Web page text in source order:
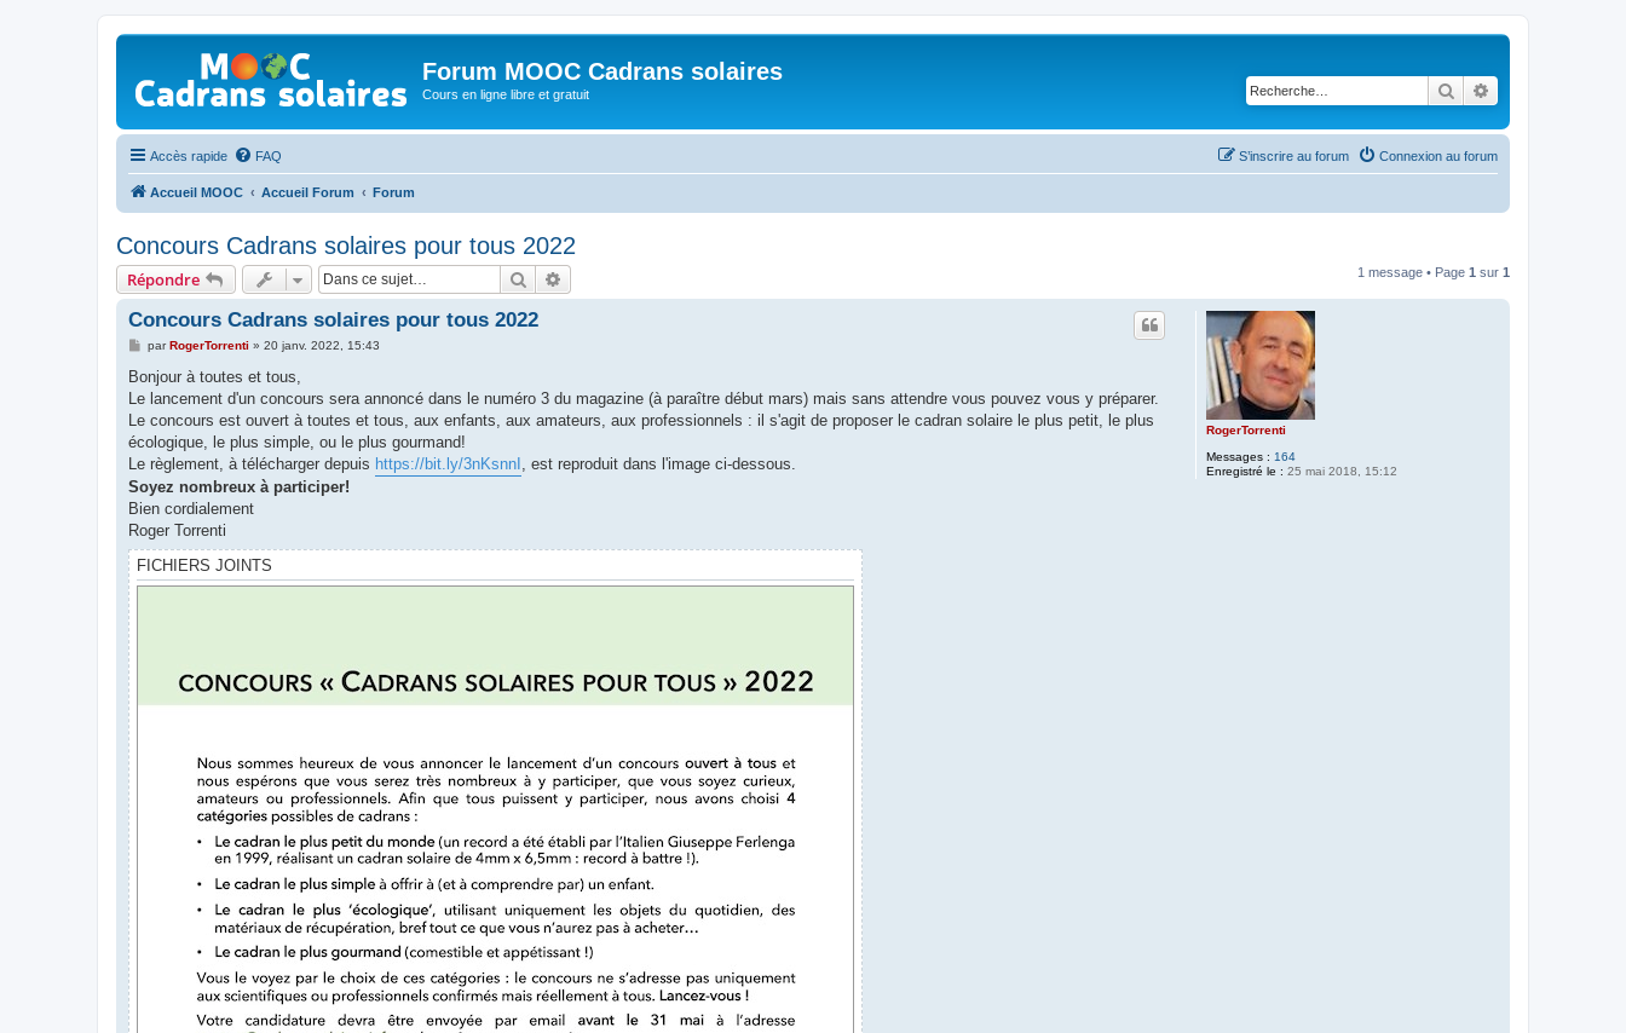
Forum MOOC Cadrans solaires
Cours en ligne libre et gratuit Rechercher
Accès rapide FAQ Connexion au forum
S’inscrire au forum
Accueil MOOC Accueil Forum Forum
Concours Cadrans solaires pour tous 2022
Répondre Rechercher 1 message • Page 1 sur 1
RogerTorrenti
Messages : 164
Enregistré le : 25 mai 2018, 15:12
Concours Cadrans solaires pour tous 2022
M
s
a
g
parRogerTorrenti » 20 janv. 2022, 15:43
Bonjour à toutes et tous,
Le lancement d'un concours sera annoncé dans le numéro 3 du magazine (à paraître début mars) mais sans attendre vous pouvez vous y préparer.
Le concours est ouvert à toutes et tous, aux enfants, aux amateurs, aux professionnels : il s'agit de proposer le cadran solaire le plus petit, le plus
écologique, le plus simple, ou le plus gourmand!
Le règlement, à télécharger depuis https://bit.ly/3nKsnnI , est reproduit dans l'image ci-dessous.
Soyez nombreux à participer!
Bien cordialement
Roger Torrenti
FICHIERS JOINTS